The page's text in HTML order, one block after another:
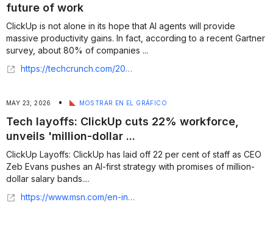
future of work
ClickUp is not alone in its hope that AI agents will provide
massive productivity gains. In fact, according to a recent Gartner
survey, about 80% of companies ...
https://techcrunch.com/2026/05/25/what-clickups-mass-layoff-tells-us-about-the-future-of-work/
MAY 23, 2026 • MOSTRAR EN EL GRÁFICO
Tech layoffs: ClickUp cuts 22% workforce,
unveils 'million-dollar ...
ClickUp Layoffs: ClickUp has laid off 22 per cent of staff as CEO
Zeb Evans pushes an AI-first strategy with promises of million-
dollar salary bands....
https://www.msn.com/en-in/money/news/tech-layoffs-clickup-cuts-22-workforce-unveils-million-dollar-salary-bands-for-top-ai-talent/ar-AA23Sntf?ocid=finance-verthp-feeds